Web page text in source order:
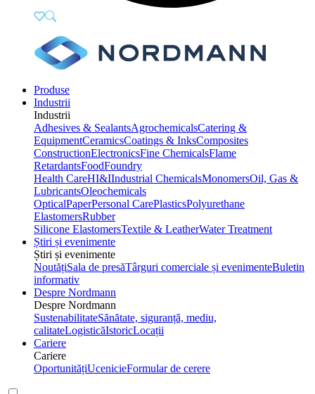
Produse
Industrii
Industrii
Adhesives & SealantsAgrochemicalsCatering &
EquipmentCeramicsCoatings & InksComposites
ConstructionElectronicsFine ChemicalsFlame
RetardantsFoodFoundry
Health CareHI&IIndustrial ChemicalsMonomersOil, Gas &
LubricantsOleochemicals
OpticalPaperPersonal CarePlasticsPolyurethane
ElastomersRubber
Silicone ElastomersTextile & LeatherWater Treatment
Știri și evenimente
Știri și evenimente
NoutățiSala de presăTârguri comerciale și evenimenteBuletin
informativ
Despre Nordmann
Despre Nordmann
SustenabilitateSănătate, siguranță, mediu,
calitateLogisticăIstoricLocații
Cariere
Cariere
OportunitățiUcenicieFormular de cerere